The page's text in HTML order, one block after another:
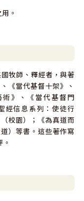
。
牧師、釋經者，與著
《當代基督十架》、
術》、《當代基督門
經信息系列：使徒行
校園）；《為真道而
）等書。這些著作寫